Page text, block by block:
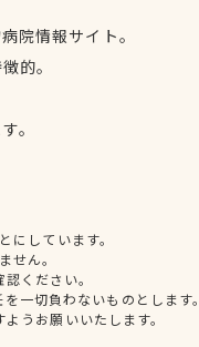
院情報サイト。
的。
。
しています。
せん。
ください。
一切負わないものとします。
うお願いいたします。